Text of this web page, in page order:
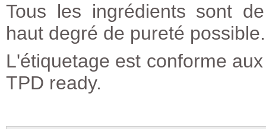
​Tous les ingrédients sont
haut degré de pureté possible.
L'étiquetage est conforme
TPD ready.